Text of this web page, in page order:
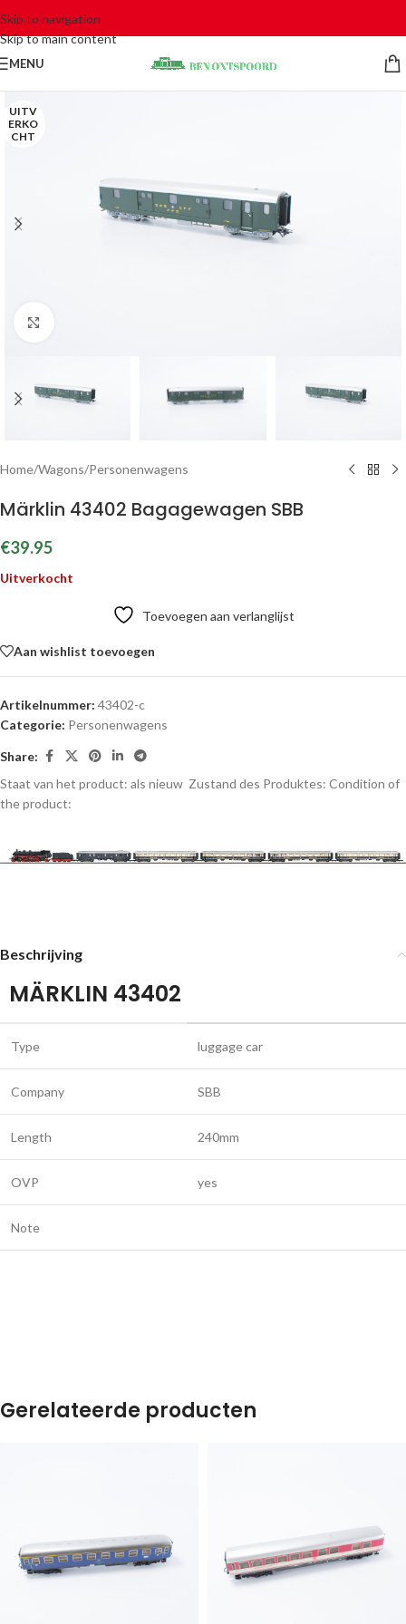
Skip to navigation
Skip to main content
MENU
UITV
ERKO
CHT
Home/Wagons/Personenwagens
Märklin 43402 Bagagewagen SBB
€39.95
Uitverkocht
Toevoegen aan verlanglijst
Aan wishlist toevoegen
Artikelnummer: 43402-c
Categorie: Personenwagens
Share:
Staat van het product: als nieuw Zustand des Produktes: Condition of
the product:
Beschrijving
MÄRKLIN 43402
Type luggage car
Company SBB
Length 240mm
OVP yes
Note
Gerelateerde producten